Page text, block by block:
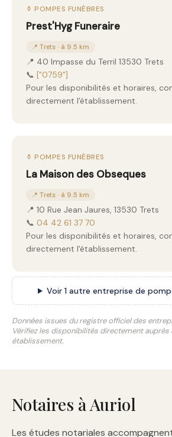
⚱️ POMPES FUNÈBRES
Prest'Hyg Funeraire
📍 Trets · à 9.5 km
📍 40 Impasse du Terril 13530 Trets
📞 ["0759"]
Pour les disponibilités et horaires,
directement l'établissement.
⚱️ POMPES FUNÈBRES
La Maison des Obseques
📍 Trets · à 9.5 km
📍 10 Rue Jean Jaures, 13530 Trets
📞 04 42 61 37 70
Pour les disponibilités et horaires,
directement l'établissement.
Voir 1 autre entreprise de
Données issues du registre officiel des
Vérifiez les disponibilités directement auprès
établissement.
Notaires à Auriol
Les études notariales